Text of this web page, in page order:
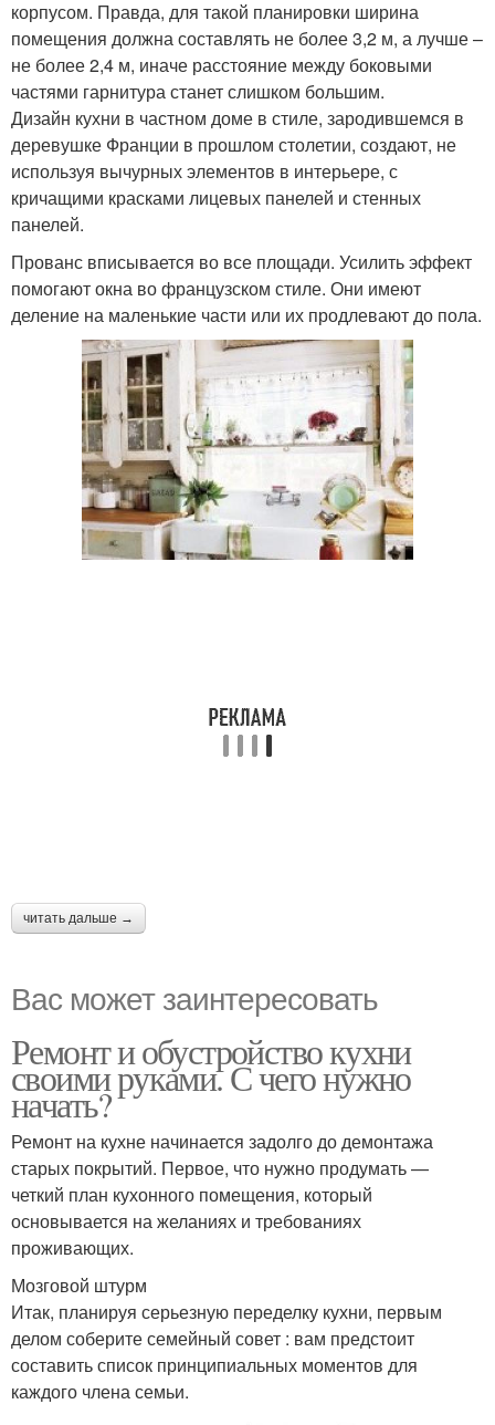
корпусом. Правда, для такой планировки ширина
помещения должна составлять не более 3,2 м, а лучше –
не более 2,4 м, иначе расстояние между боковыми
частями гарнитура станет слишком большим.
Дизайн кухни в частном доме в стиле, зародившемся в
деревушке Франции в прошлом столетии, создают, не
используя вычурных элементов в интерьере, с
кричащими красками лицевых панелей и стенных
панелей.
Прованс вписывается во все площади. Усилить эффект
помогают окна во французском стиле. Они имеют
деление на маленькие части или их продлевают до пола.
читать дальше →
Вас может заинтересовать
Ремонт и обустройство кухни
своими руками. С чего нужно
начать?
Ремонт на кухне начинается задолго до демонтажа
старых покрытий. Первое, что нужно продумать —
четкий план кухонного помещения, который
основывается на желаниях и требованиях
проживающих.
Мозговой штурм
Итак, планируя серьезную переделку кухни, первым
делом соберите семейный совет : вам предстоит
составить список принципиальных моментов для
каждого члена семьи.